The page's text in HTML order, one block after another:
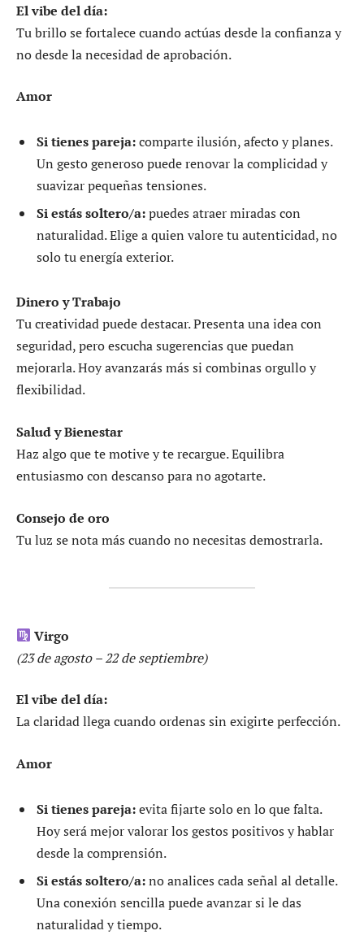
El vibe del día:
Tu brillo se fortalece cuando actúas desde la confianza y
no desde la necesidad de aprobación.
Amor
Si tienes pareja:comparte ilusión, afecto y planes.
Un gesto generoso puede renovar la complicidad y
suavizar pequeñas tensiones.
Si estás soltero/a:puedes atraer miradas con
naturalidad. Elige a quien valore tu autenticidad, no
solo tu energía exterior.
Dinero y Trabajo
Tu creatividad puede destacar. Presenta una idea con
seguridad, pero escucha sugerencias que puedan
mejorarla. Hoy avanzarás más si combinas orgullo y
flexibilidad.
Salud y Bienestar
Haz algo que te motive y te recargue. Equilibra
entusiasmo con descanso para no agotarte.
Consejo de oro
Tu luz se nota más cuando no necesitas demostrarla.
Virgo
(23 de agosto – 22 de septiembre)
El vibe del día:
La claridad llega cuando ordenas sin exigirte perfección.
Amor
Si tienes pareja:evita fijarte solo en lo que falta.
Hoy será mejor valorar los gestos positivos y hablar
desde la comprensión.
Si estás soltero/a:no analices cada señal al detalle.
Una conexión sencilla puede avanzar si le das
naturalidad y tiempo.